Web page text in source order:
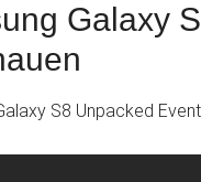
Galaxy
S8 Unpacked